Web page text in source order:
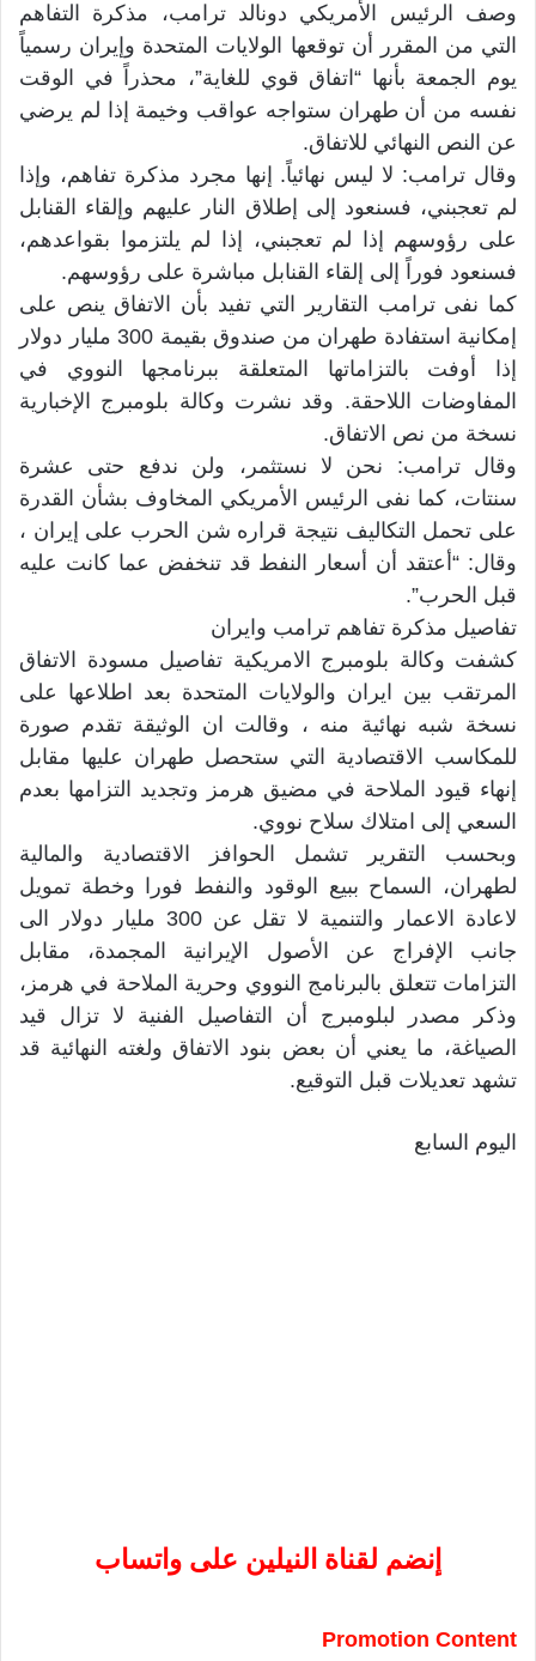
وصف الرئيس الأمريكي دونالد ترامب، مذكرة التفاهم
التي من المقرر أن توقعها الولايات المتحدة وإيران رسمياً
يوم الجمعة بأنها “اتفاق قوي للغاية”، محذراً في الوقت
نفسه من أن طهران ستواجه عواقب وخيمة إذا لم يرضي
عن النص النهائي للاتفاق.
وقال ترامب: لا ليس نهائياً. إنها مجرد مذكرة تفاهم، وإذا
لم تعجبني، فسنعود إلى إطلاق النار عليهم وإلقاء القنابل
على رؤوسهم إذا لم تعجبني، إذا لم يلتزموا بقواعدهم،
فسنعود فوراً إلى إلقاء القنابل مباشرة على رؤوسهم.
كما نفى ترامب التقارير التي تفيد بأن الاتفاق ينص على
إمكانية استفادة طهران من صندوق بقيمة 300 مليار دولار
إذا أوفت بالتزاماتها المتعلقة ببرنامجها النووي في
المفاوضات اللاحقة. وقد نشرت وكالة بلومبرج الإخبارية
نسخة من نص الاتفاق.
وقال ترامب: نحن لا نستثمر، ولن ندفع حتى عشرة
سنتات، كما نفى الرئيس الأمريكي المخاوف بشأن القدرة
على تحمل التكاليف نتيجة قراره شن الحرب على إيران ،
وقال: “أعتقد أن أسعار النفط قد تنخفض عما كانت عليه
قبل الحرب”.
تفاصيل مذكرة تفاهم ترامب وايران
كشفت وكالة بلومبرج الامريكية تفاصيل مسودة الاتفاق
المرتقب بين ايران والولايات المتحدة بعد اطلاعها على
نسخة شبه نهائية منه ، وقالت ان الوثيقة تقدم صورة
للمكاسب الاقتصادية التي ستحصل طهران عليها مقابل
إنهاء قيود الملاحة في مضيق هرمز وتجديد التزامها بعدم
السعي إلى امتلاك سلاح نووي.
وبحسب التقرير تشمل الحوافز الاقتصادية والمالية
لطهران، السماح ببيع الوقود والنفط فورا وخطة تمويل
لاعادة الاعمار والتنمية لا تقل عن 300 مليار دولار الى
جانب الإفراج عن الأصول الإيرانية المجمدة، مقابل
التزامات تتعلق بالبرنامج النووي وحرية الملاحة في هرمز،
وذكر مصدر لبلومبرج أن التفاصيل الفنية لا تزال قيد
الصياغة، ما يعني أن بعض بنود الاتفاق ولغته النهائية قد
تشهد تعديلات قبل التوقيع.
اليوم السابع
إنضم لقناة النيلين على واتساب
Promotion Content